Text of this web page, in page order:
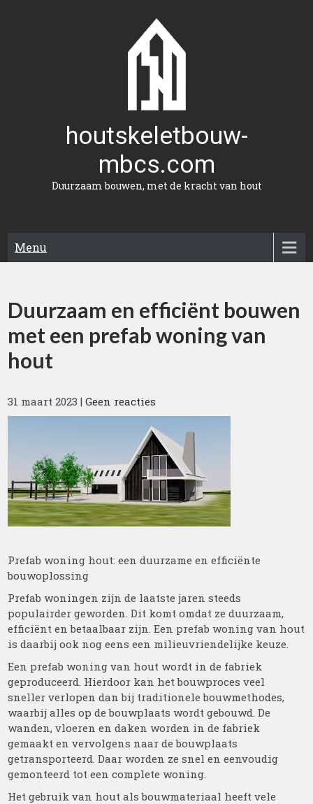
houtskeletbouw-
mbcs.com
Duurzaam bouwen, met de kracht van hout
Menu
Duurzaam en efficiënt bouwen
met een prefab woning van
hout
31 maart 2023 |Geen reacties
Prefab woning hout: een duurzame en efficiënte
bouwoplossing
Prefab woningen zijn de laatste jaren steeds
populairder geworden. Dit komt omdat ze duurzaam,
efficiënt en betaalbaar zijn. Een prefab woning van hout
is daarbij ook nog eens een milieuvriendelijke keuze.
Een prefab woning van hout wordt in de fabriek
geproduceerd. Hierdoor kan het bouwproces veel
sneller verlopen dan bij traditionele bouwmethodes,
waarbij alles op de bouwplaats wordt gebouwd. De
wanden, vloeren en daken worden in de fabriek
gemaakt en vervolgens naar de bouwplaats
getransporteerd. Daar worden ze snel en eenvoudig
gemonteerd tot een complete woning.
Het gebruik van hout als bouwmateriaal heeft vele